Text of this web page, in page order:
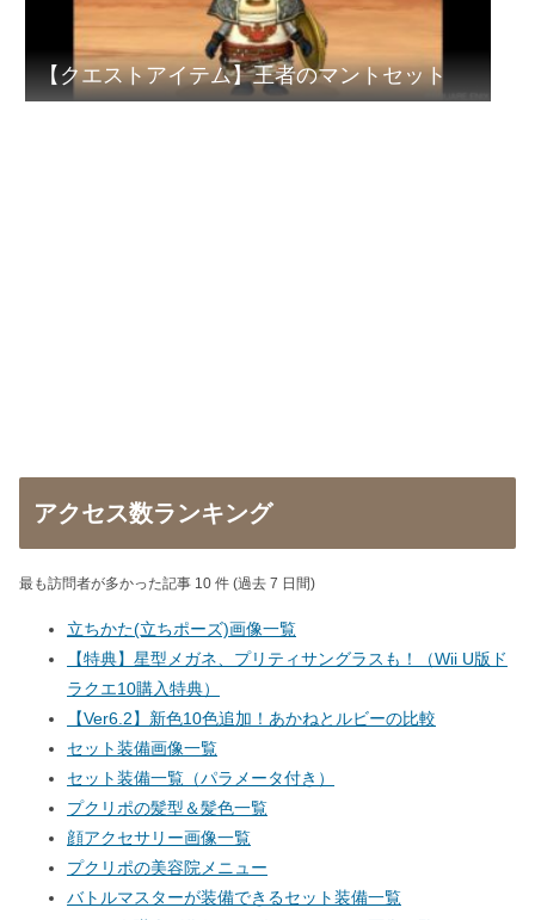
【クエストアイテム】王者のマントセット
アクセス数ランキング
最も訪問者が多かった記事 10 件 (過去 7 日間)
立ちかた(立ちポーズ)画像一覧
【特典】星型メガネ、プリティサングラスも！（Wii U版ド
ラクエ10購入特典）
【Ver6.2】新色10色追加！あかねとルビーの比較
セット装備画像一覧
セット装備一覧（パラメータ付き）
プクリポの髪型＆髪色一覧
顔アクセサリー画像一覧
プクリポの美容院メニュー
バトルマスターが装備できるセット装備一覧